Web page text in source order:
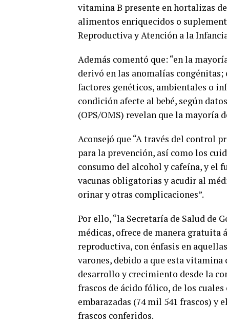
vitamina B presente en hortalizas
alimentos enriquecidos o
Reproductiva y Atención a la
Además comentó que: “en la
derivó en las anomalías
factores genéticos, ambientales o
condición afecte al bebé, según
(OPS/OMS) revelan que la mayoría
Aconsejó que “A través del control
para la prevención, así como los
consumo del alcohol y cafeína, y el
vacunas obligatorias y acudir al
orinar y otras complicaciones”.
Por ello, “la Secretaría de Salud de
médicas, ofrece de manera gratuita
reproductiva, con énfasis en
varones, debido a que esta
desarrollo y crecimiento desde la
frascos de ácido fólico, de los
embarazadas (74 mil 541 frascos) y
frascos conferidos.